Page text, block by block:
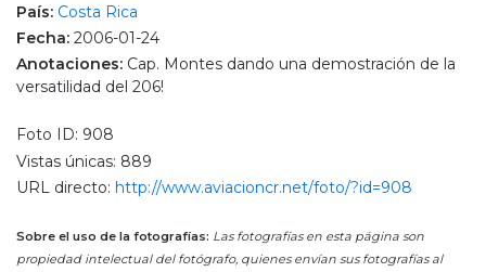
País: Costa Rica
Fecha: 2006-01-24
Anotaciones: Cap. Montes dando una demostración de la
versatilidad del 206!
Foto ID: 908
Vistas únicas: 889
URL directo: http://www.aviacioncr.net/foto/?id=908
Sobre el uso de la fotografías: Las fotografías en esta página son
propiedad intelectual del fotógrafo, quienes envían sus fotografías al